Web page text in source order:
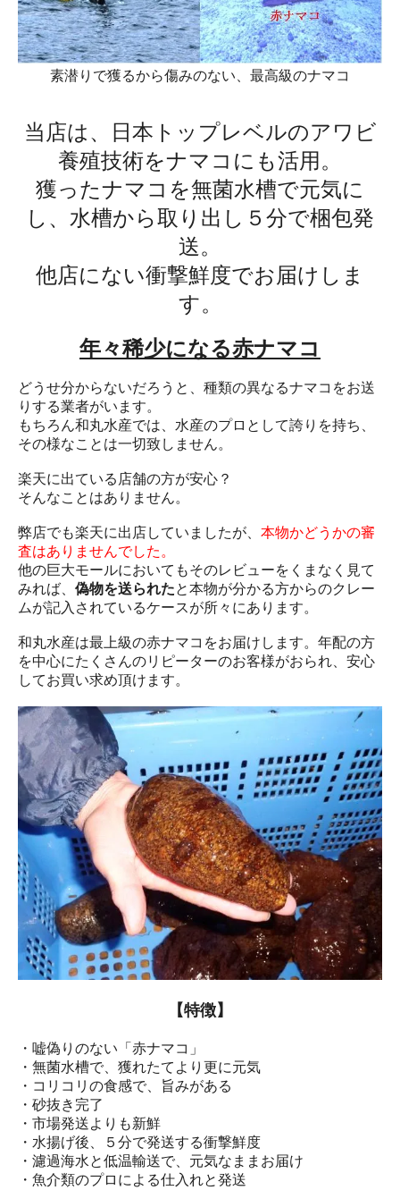
素潜りで獲るから傷みのない、最高級のナマコ
当店は、日本トップレベルのアワビ
養殖技術をナマコにも活用。
獲ったナマコを無菌水槽で元気に
し、水槽から取り出し５分で梱包発
送。
他店にない衝撃鮮度でお届けしま
す。
年々稀少になる赤ナマコ
どうせ分からないだろうと、種類の異なるナマコをお送
りする業者がいます。
もちろん和丸水産では、水産のプロとして誇りを持ち、
その様なことは一切致しません。
楽天に出ている店舗の方が安心？
そんなことはありません。
弊店でも楽天に出店していましたが、 本物かどうかの審
査はありませんでした。
他の巨大モールにおいてもそのレビューをくまなく見て
みれば、 偽物を送られたと本物が分かる方からのクレー
ムが記入されているケースが所々にあります。
和丸水産は最上級の赤ナマコをお届けします。年配の方
を中心にたくさんのリピーターのお客様がおられ、安心
してお買い求め頂けます。
【特徴】
・嘘偽りのない「赤ナマコ」
・無菌水槽で、獲れたてより更に元気
・コリコリの食感で、旨みがある
・砂抜き完了
・市場発送よりも新鮮
・水揚げ後、５分で発送する衝撃鮮度
・濾過海水と低温輸送で、元気なままお届け
・魚介類のプロによる仕入れと発送